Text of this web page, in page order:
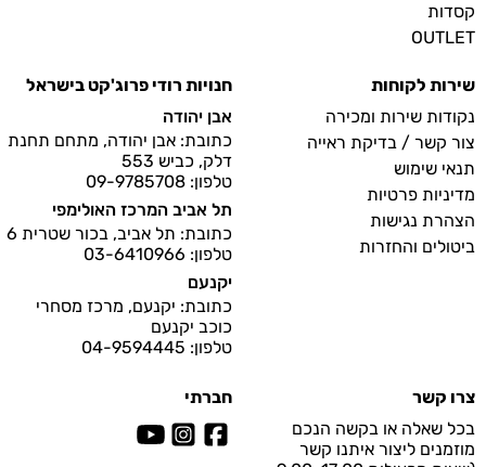
קסדות
OUTLET
שירות לקוחות
נקודות שירות ומכירה
צור קשר / בדיקת ראייה
תנאי שימוש
מדיניות פרטיות
הצהרת נגישות
ביטולים והחזרות
חנויות רודי פרוג'קט בישראל
אבן יהודה
כתובת: אבן יהודה, מתחם תחנת
דלק, כביש 553
טלפון: 09-9785708
תל אביב המרכז האולימפי
כתובת: תל אביב, בכור שטרית 6
טלפון: 03-6410966
יקנעם
כתובת: יקנעם, מרכז מסחרי
כוכב יקנעם
טלפון: 04-9594445
צרו קשר
בכל שאלה או בקשה הנכם
מוזמנים ליצור איתנו קשר
חברתי